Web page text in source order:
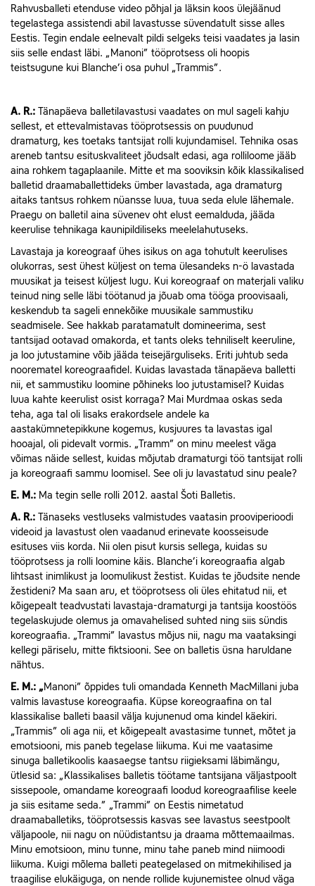
Rahvusballeti etenduse video põhjal ja läksin koos ülejäänud
tegelastega assistendi abil lavastusse süvendatult sisse alles
Eestis. Tegin endale eelnevalt pildi selgeks teisi vaadates ja lasin
siis selle endast läbi. „Manoni” tööprotsess oli hoopis
teistsugune kui Blanche’i osa puhul „Trammis”.
A. R.: Tänapäeva balletilavastusi vaadates on mul sageli kahju
sellest, et ettevalmistavas tööprotsessis on puudunud
dramaturg, kes toetaks tantsijat rolli kujundamisel. Tehnika osas
areneb tantsu esituskvaliteet jõudsalt edasi, aga rolliloome jääb
aina rohkem tagaplaanile. Mitte et ma sooviksin kõik klassikalised
balletid draamaballettideks ümber lavastada, aga dramaturg
aitaks tantsus rohkem nüansse luua, tuua seda elule lähemale.
Praegu on balletil aina süvenev oht elust eemalduda, jääda
keerulise tehnikaga kaunipildiliseks meelelahutuseks.
Lavastaja ja koreograaf ühes isikus on aga tohutult keerulises
olukorras, sest ühest küljest on tema ülesandeks n-ö lavastada
muusikat ja teisest küljest lugu. Kui koreograaf on materjali valiku
teinud ning selle läbi töötanud ja jõuab oma tööga proovisaali,
keskendub ta sageli ennekõike muusikale sammustiku
seadmisele. See hakkab paratamatult domineerima, sest
tantsijad ootavad omakorda, et tants oleks tehniliselt keeruline,
ja loo jutustamine võib jääda teisejärguliseks. Eriti juhtub seda
noorematel koreograafidel. Kuidas lavastada tänapäeva balletti
nii, et sammustiku loomine põhineks loo jutustamisel? Kuidas
luua kahte keerulist osist korraga? Mai Murdmaa oskas seda
teha, aga tal oli lisaks erakordsele andele ka
aastakümnetepikkune kogemus, kusjuures ta lavastas igal
hooajal, oli pidevalt vormis. „Tramm” on minu meelest väga
võimas näide sellest, kuidas mõjutab dramaturgi töö tantsijat rolli
ja koreograafi sammu loomisel. See oli ju lavastatud sinu peale?
E. M.: Ma tegin selle rolli 2012. aastal Šoti Balletis.
A. R.: Tänaseks vestluseks valmistudes vaatasin prooviperioodi
videoid ja lavastust olen vaadanud erinevate koosseisude
esituses viis korda. Nii olen pisut kursis sellega, kuidas su
tööprotsess ja rolli loomine käis. Blanche’i koreograafia algab
lihtsast inimlikust ja loomulikust žestist. Kuidas te jõudsite nende
žestideni? Ma saan aru, et tööprotsess oli üles ehitatud nii, et
kõigepealt teadvustati lavastaja-dramaturgi ja tantsija koostöös
tegelaskujude olemus ja omavahelised suhted ning siis sündis
koreograafia. „Trammi” lavastus mõjus nii, nagu ma vaataksingi
kellegi päriselu, mitte fiktsiooni. See on balletis üsna haruldane
nähtus.
E. M.: „Manoni” õppides tuli omandada Kenneth MacMillani juba
valmis lavastuse koreograafia. Küpse koreograafina on tal
klassikalise balleti baasil välja kujunenud oma kindel käekiri.
„Trammis” oli aga nii, et kõigepealt avastasime tunnet, mõtet ja
emotsiooni, mis paneb tegelase liikuma. Kui me vaatasime
sinuga balletikoolis kaasaegse tantsu riigieksami läbimängu,
ütlesid sa: „Klassikalises balletis töötame tantsijana väljastpoolt
sissepoole, omandame koreograafi loodud koreograafilise keele
ja siis esitame seda.” „Trammi” on Eestis nimetatud
draamaballetiks, tööprotsessis kasvas see lavastus seestpoolt
väljapoole, nii nagu on nüüdistantsu ja draama mõttemaailmas.
Minu emotsioon, minu tunne, minu tahe paneb mind niimoodi
liikuma. Kuigi mõlema balleti peategelased on mitmekihilised ja
traagilise elukäiguga, on nende rollide kujunemistee olnud väga